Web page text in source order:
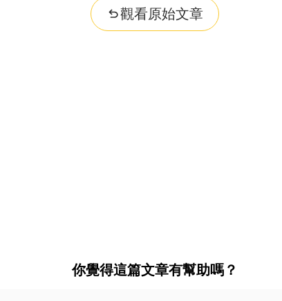
觀看原始文章
你覺得這篇文章有幫助嗎？